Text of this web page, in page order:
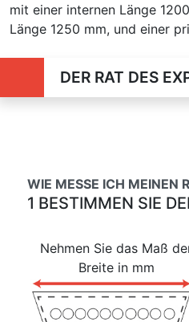
mit einer internen Länge
Länge 1250 mm, und einer
DER RAT DES
WIE MESSE ICH MEINEN
1 BESTIMMEN SIE
Nehmen Sie das Maß
Breite in mm